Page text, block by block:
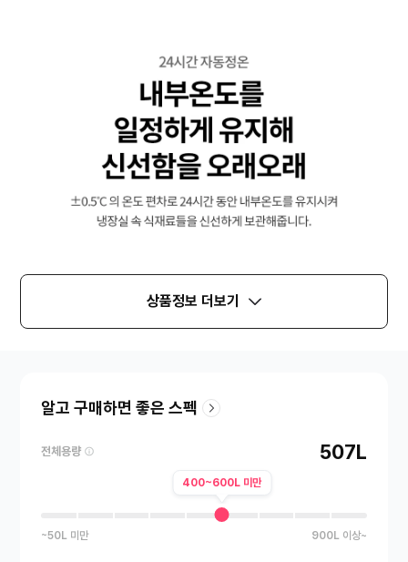
상품정보 더보기
알고 구매하면 좋은 스펙
전체용량 507L
400~600L 미만
~50L 미만 900L 이상~